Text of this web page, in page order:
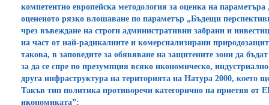
компетентно европейска методология за оценка на
оцененото рязко влошаване по параметър „Бъдещи
чрез въвеждане на строги административни забрани и
на част от най-радикалните и комерсиализирани
такова, в заповедите за обявяване на защитените зони да
за да се спре по презумпция всяко икономическо,
друга инфраструктура на територията на Натура 2000, което
Такъв тип политика противоречи категорично на приетия от
икономиката”;